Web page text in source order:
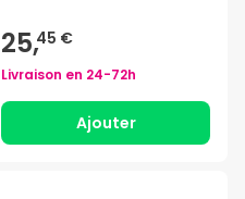
25,45 €
Livraison en 24-72h
Ajouter